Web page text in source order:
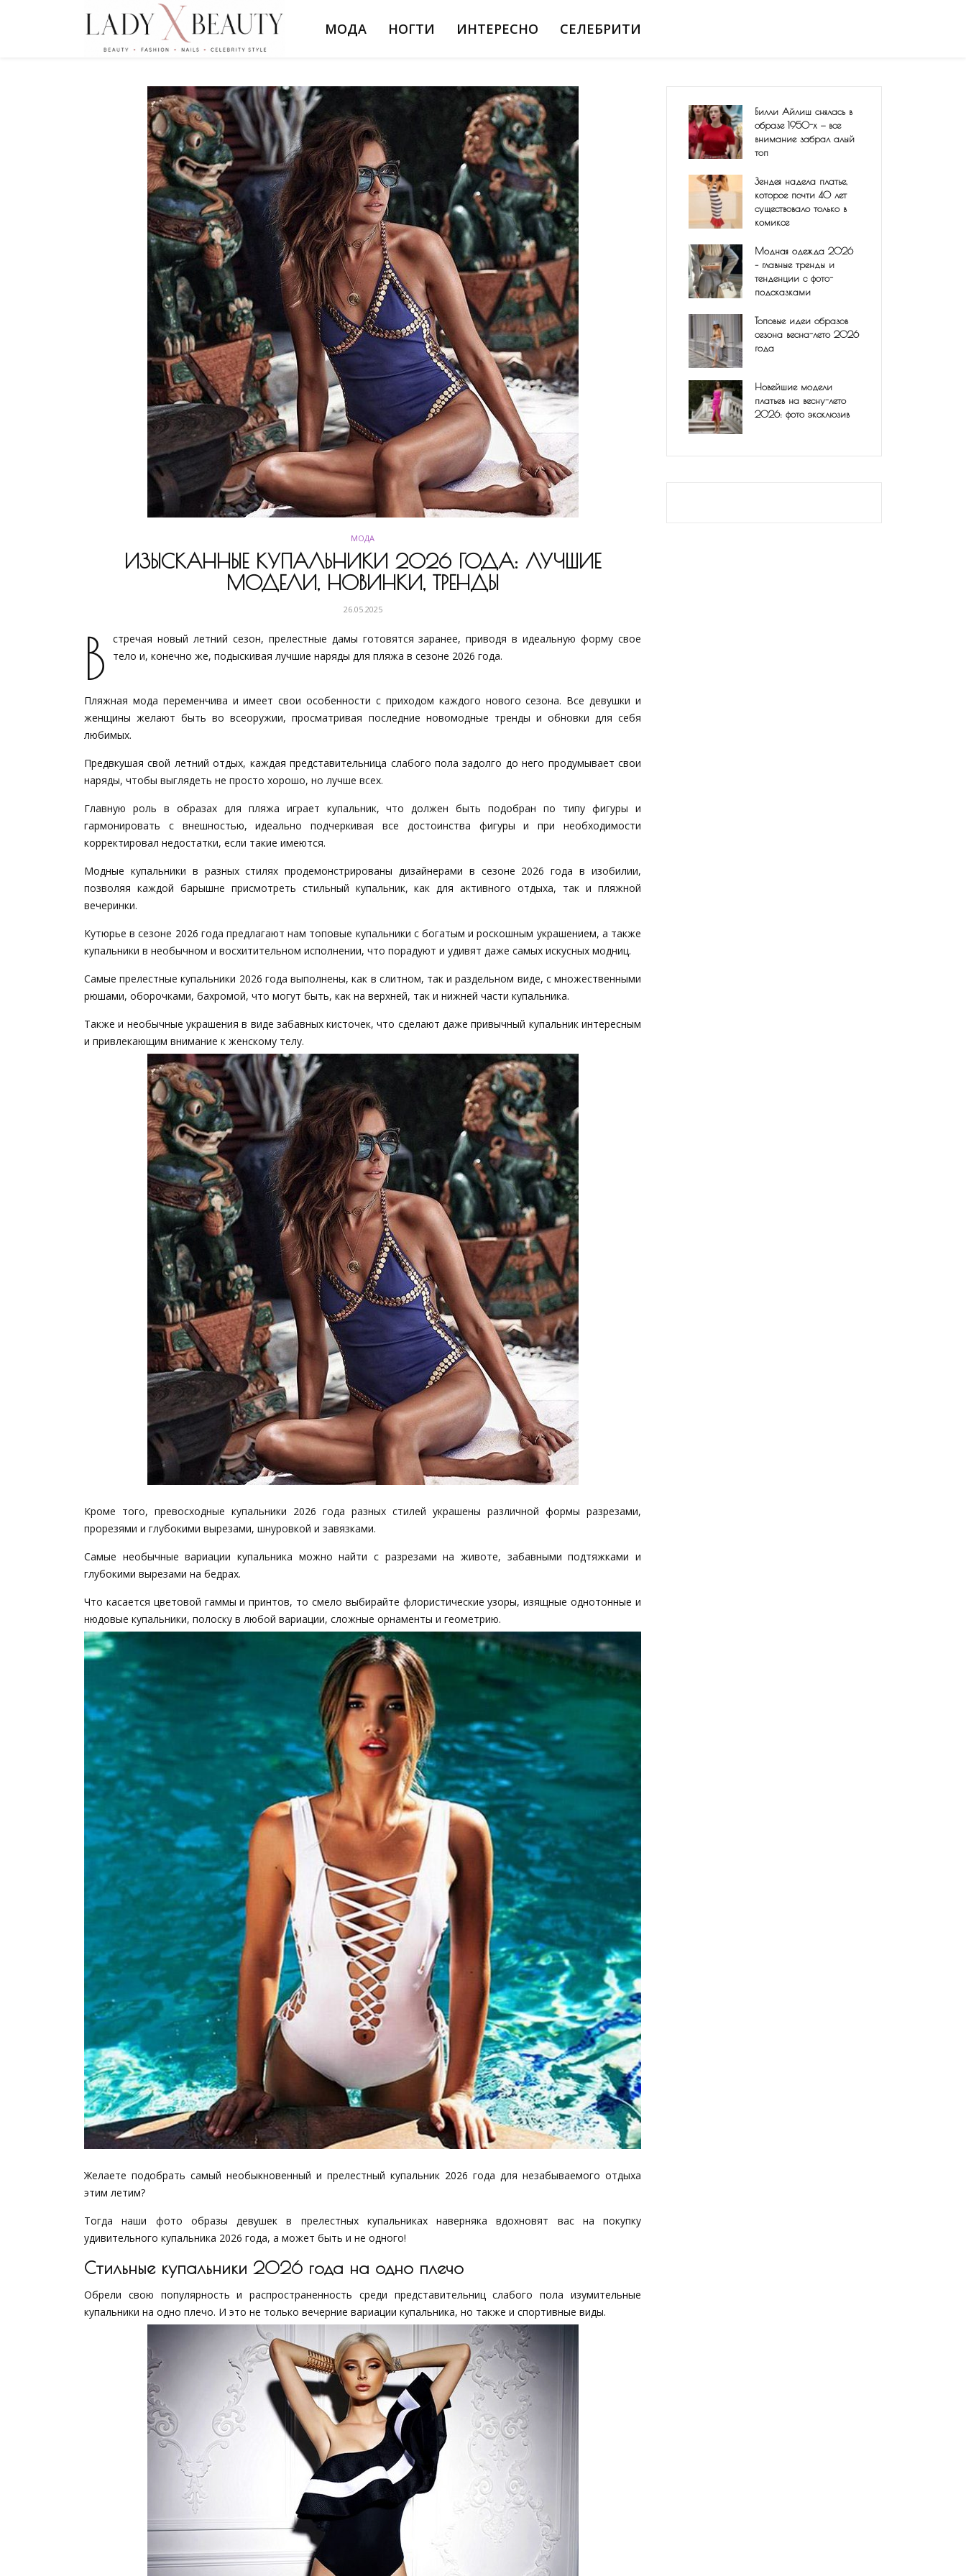
МОДА НОГТИ ИНТЕРЕСНО СЕЛЕБРИТИ
МОДА
ИЗЫСКАННЫЕ КУПАЛЬНИКИ 2026 ГОДА: ЛУЧШИЕ
МОДЕЛИ, НОВИНКИ, ТРЕНДЫ
26.05.2025
В
стречая новый летний сезон, прелестные дамы готовятся заранее, приводя в идеальную форму свое
тело и, конечно же, подыскивая лучшие наряды для пляжа в сезоне 2026 года.
Пляжная мода переменчива и имеет свои особенности с приходом каждого нового сезона. Все девушки и
женщины желают быть во всеоружии, просматривая последние новомодные тренды и обновки для себя
любимых.
Предвкушая свой летний отдых, каждая представительница слабого пола задолго до него продумывает свои
наряды, чтобы выглядеть не просто хорошо, но лучше всех.
Главную роль в образах для пляжа играет купальник, что должен быть подобран по типу фигуры и
гармонировать с внешностью, идеально подчеркивая все достоинства фигуры и при необходимости
корректировал недостатки, если такие имеются.
Модные купальники в разных стилях продемонстрированы дизайнерами в сезоне 2026 года в изобилии,
позволяя каждой барышне присмотреть стильный купальник, как для активного отдыха, так и пляжной
вечеринки.
Кутюрье в сезоне 2026 года предлагают нам топовые купальники с богатым и роскошным украшением, а также
купальники в необычном и восхитительном исполнении, что порадуют и удивят даже самых искусных модниц.
Самые прелестные купальники 2026 года выполнены, как в слитном, так и раздельном виде, с множественными
рюшами, оборочками, бахромой, что могут быть, как на верхней, так и нижней части купальника.
Также и необычные украшения в виде забавных кисточек, что сделают даже привычный купальник интересным
и привлекающим внимание к женскому телу.
Кроме того, превосходные купальники 2026 года разных стилей украшены различной формы разрезами,
прорезями и глубокими вырезами, шнуровкой и завязками.
Самые необычные вариации купальника можно найти с разрезами на животе, забавными подтяжками и
глубокими вырезами на бедрах.
Что касается цветовой гаммы и принтов, то смело выбирайте флористические узоры, изящные однотонные и
нюдовые купальники, полоску в любой вариации, сложные орнаменты и геометрию.
Желаете подобрать самый необыкновенный и прелестный купальник 2026 года для незабываемого отдыха
этим летим?
Тогда наши фото образы девушек в прелестных купальниках наверняка вдохновят вас на покупку
удивительного купальника 2026 года, а может быть и не одного!
Стильные купальники 2026 года на одно плечо
Обрели свою популярность и распространенность среди представительниц слабого пола изумительные
купальники на одно плечо. И это не только вечерние вариации купальника, но также и спортивные виды.
Билли Айлиш снялась в
образе 1950-х — все
внимание забрал алый
топ
Зендея надела платье,
которое почти 40 лет
существовало только в
комиксе
Модная одежда 2026
– главные тренды и
тенденции с фото-
подсказками
Топовые идеи образов
сезона весна-лето 2026
года
Новейшие модели
платьев на весну-лето
2026: фото эксклюзив